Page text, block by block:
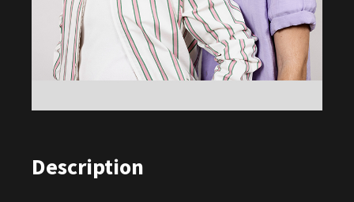
Description